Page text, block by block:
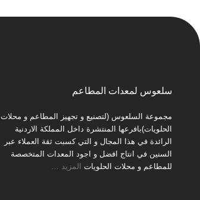
سلعوس لمعدات المطاعم
مجموعة السلعوس (لتصنيع و تجهيز المطاعم و محلات
الحلويات)بافرعها المنتشرة داخل المملكة الاردنية
الرائدة في هذا المجال و التي كسبت ثقة العملاء عبر
السنين في انتاج افضل و اجود المعدات المتخصصة
للمطاعم و محلات الحلويات المزيد